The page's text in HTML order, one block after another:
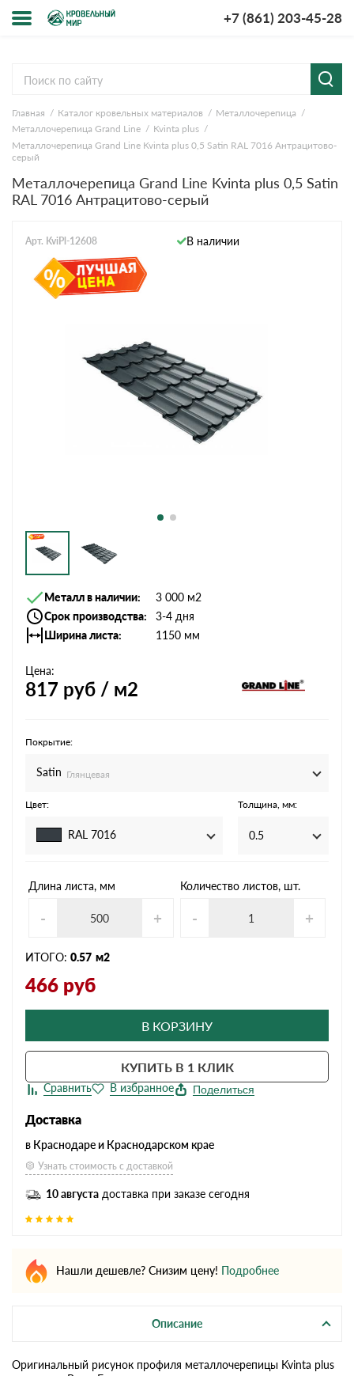
+7 (861) 203-45-28
компании
и оплата
ответы
Главная Каталог кровельных материалов
Металлочерепица
Металлочерепица Grand Line
Kvinta plus
Металлочерепица Grand Line Kvinta plus 0,5 Satin RAL 7016 Антрацитово-
серый
Металлочерепица Grand Line Kvinta plus 0,5 Satin
RAL 7016 Антрацитово-серый
Арт. KviPl-12608 В наличии
Металл в наличии
3 000 м2
Срок производства
3-4 дня
Ширина листа
1150 мм
Цена:
817 руб / м2
Покрытие:
Satin Глянцевая
Цвет:
RAL 7016
Толщина, мм:
0.5
Длина листа, мм
- +
Количество листов, шт.
- +
ИТОГО: 0.57 м2
466 руб
В КОРЗИНУ
КУПИТЬ В 1 КЛИК
Поделиться
Доставка
в Краснодаре и Краснодарском крае
Узнать стоимость с доставкой
10 августа доставка при заказе сегодня
Нашли дешевле? Снизим цену! Подробнее
Описание
Оригинальный рисунок профиля металлочерепицы Kvinta plus